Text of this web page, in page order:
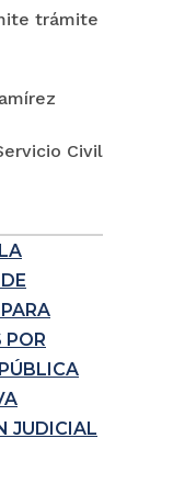
trámite
Civil
POR
JUDICIAL